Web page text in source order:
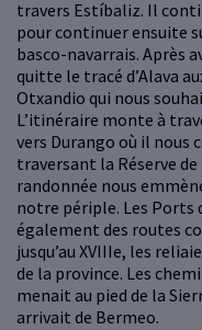
travers Estíbaliz. Il
pour continuer ensuite
basco-navarrais. Après
quitte le tracé d’Alava
Otxandio qui nous
L’itinéraire monte à
vers Durango où il nous
traversant la Réserve
randonnée nous
notre périple. Les Ports
également des routes
jusqu’au XVIIIe, les
de la province. Les
menait au pied de la
arrivait de Bermeo.